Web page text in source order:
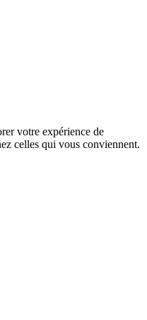
votre expérience de
celles qui vous conviennent.